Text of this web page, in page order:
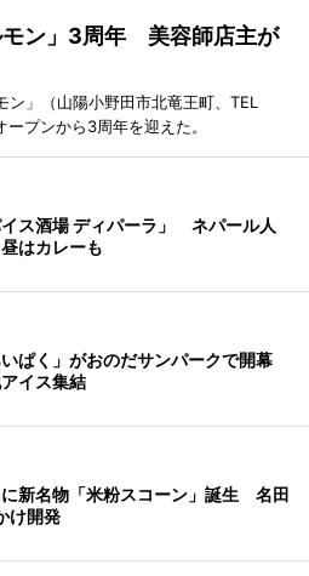
モン」3周年 美容師店主が
」（山陽小野田市北竜王町、TEL
プンから3周年を迎えた。
ス酒場 ディパーラ」 ネパール人
はカレーも
ぱく」がおのだサンパークで開幕
イス集結
新名物「米粉スコーン」誕生 名田
け開発